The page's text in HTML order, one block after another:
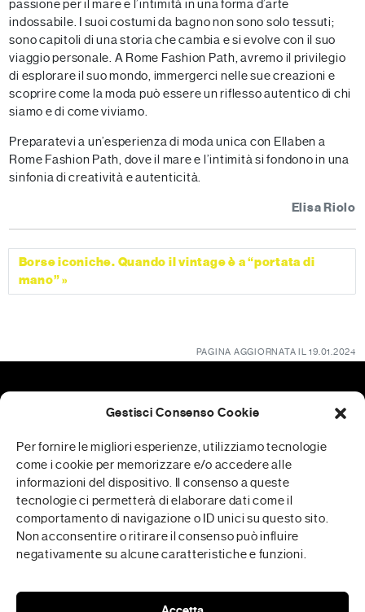
Gestisci Consenso Cookie
Per fornire le migliori esperienze, utilizziamo tecnologie
come i cookie per memorizzare e/o accedere alle
informazioni del dispositivo. Il consenso a queste
tecnologie ci permetterà di elaborare dati come il
comportamento di navigazione o ID unici su questo sito.
Non acconsentire o ritirare il consenso può influire
negativamente su alcune caratteristiche e funzioni.
passione per il mare e l’intimità in una forma d’arte
indossabile. I suoi costumi da bagno non sono solo tessuti;
sono capitoli di una storia che cambia e si evolve con il suo
viaggio personale. A Rome Fashion Path, avremo il privilegio
di esplorare il suo mondo, immergerci nelle sue creazioni e
scoprire come la moda può essere un riflesso autentico di chi
siamo e di come viviamo.
Preparatevi a un’esperienza di moda unica con Ellaben a
Rome Fashion Path, dove il mare e l’intimità si fondono in una
sinfonia di creatività e autenticità.
Elisa Riolo
Borse iconiche. Quando il vintage è a “portata di
mano”
PAGINA AGGIORNATA IL 19.01.2024
Patrocini
RFP è realizzata in collaborazione con
Media Partner